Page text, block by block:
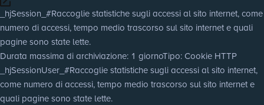
_hjSession_#Raccoglie statistiche sugli accessi al sito internet, come
numero di accessi, tempo medio trascorso sul sito internet e quali
pagine sono state lette.
Durata massima di archiviazione: 1 giornoTipo: Cookie HTTP
_hjSessionUser_#Raccoglie statistiche sugli accessi al sito internet,
come numero di accessi, tempo medio trascorso sul sito internet e
quali pagine sono state lette.